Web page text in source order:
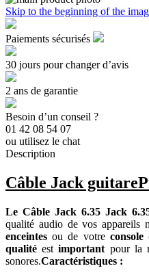
Skip to the beginning of the
Paiements sécurisés
30 jours pour changer d’avis
2 ans de garantie
Besoin d’un conseil ?
01 42 08 54 07
ou utilisez le chat
Description
Câble Jack
Le Câble Jack 6.35 Jack
qualité audio de vos appareils
enceintes ou de votre
qualité estimportant pour la
sonores.Caractéristiques :